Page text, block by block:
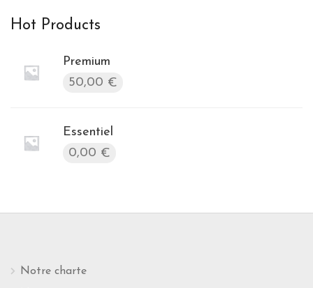
Hot Products
Premium
50,00 €
Essentiel
0,00 €
Notre charte